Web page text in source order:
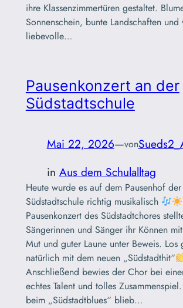
ihre Klassenzimmertüren gestaltet.
Sonnenschein, bunte Landschaften und
liebevolle…
Pausenkonzert an der
Südstadtschule
Mai 22, 2026—von
in Aus dem Schulalltag
Heute wurde es auf dem Pausenhof der
Südstadtschule richtig musikalisch
Pausenkonzert des Südstadtchores
Sängerinnen und Sänger ihr Können
Mut und guter Laune unter Beweis. Los
natürlich mit dem neuen „Südstadthit“
Anschließend bewies der Chor bei
echtes Talent und tolles
beim „Südstadtblues“ blieb…